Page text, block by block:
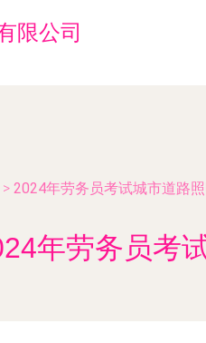
限公司
> 2024年劳务员考试城市道路
年劳务员考